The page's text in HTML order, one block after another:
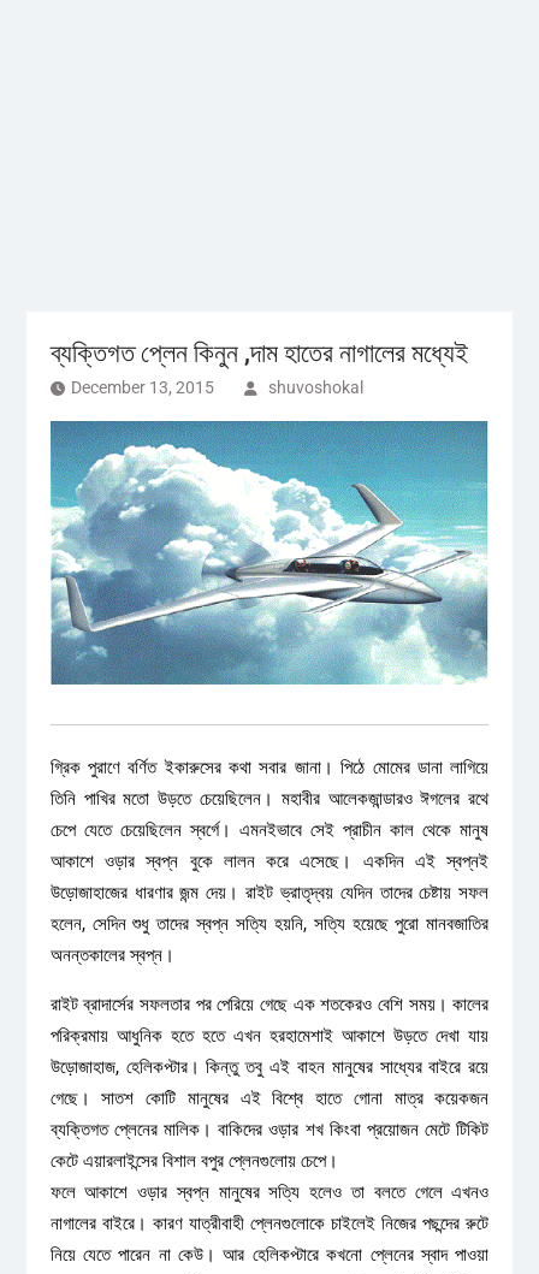
ব্যক্তিগত প্লেন কিনুন ,দাম হাতের নাগালের মধ্যেই
December 13, 2015 shuvoshokal
গ্রিক পুরাণে বর্ণিত ইকারুসের কথা সবার জানা। পিঠে মোমের ডানা লাগিয়ে
তিনি পাখির মতো উড়তে চেয়েছিলেন। মহাবীর আলেকজান্ডারও ঈগলের রথে
চেপে যেতে চেয়েছিলেন স্বর্গে। এমনইভাবে সেই প্রাচীন কাল থেকে মানুষ
আকাশে ওড়ার স্বপ্ন বুকে লালন করে এসেছে। একদিন এই স্বপ্নই
উড়োজাহাজের ধারণার জন্ম দেয়। রাইট ভ্রাতৃদ্বয় যেদিন তাদের চেষ্টায় সফল
হলেন, সেদিন শুধু তাদের স্বপ্ন সত্যি হয়নি, সত্যি হয়েছে পুরো মানবজাতির
অনন্তকালের স্বপ্ন।
রাইট ব্রাদার্সের সফলতার পর পেরিয়ে গেছে এক শতকেরও বেশি সময়। কালের
পরিক্রমায় আধুনিক হতে হতে এখন হরহামেশাই আকাশে উড়তে দেখা যায়
উড়োজাহাজ, হেলিকপ্টার। কিন্তু তবু এই বাহন মানুষের সাধ্যের বাইরে রয়ে
গেছে। সাতশ কোটি মানুষের এই বিশ্বে হাতে গোনা মাত্র কয়েকজন
ব্যক্তিগত প্লেনের মালিক। বাকিদের ওড়ার শখ কিংবা প্রয়োজন মেটে টিকিট
কেটে এয়ারলাইন্সের বিশাল বপুর প্লেনগুলোয় চেপে।
ফলে আকাশে ওড়ার স্বপ্ন মানুষের সত্যি হলেও তা বলতে গেলে এখনও
নাগালের বাইরে। কারণ যাত্রীবাহী প্লেনগুলোকে চাইলেই নিজের পছন্দের রুটে
নিয়ে যেতে পারেন না কেউ। আর হেলিকপ্টারে কখনো প্লেনের স্বাদ পাওয়া